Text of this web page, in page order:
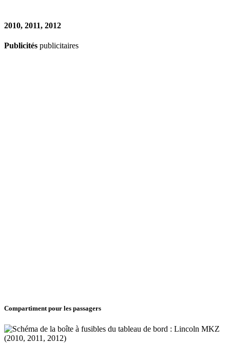
2010, 2011, 2012
Publicités publicitaires
Compartiment pour les passagers